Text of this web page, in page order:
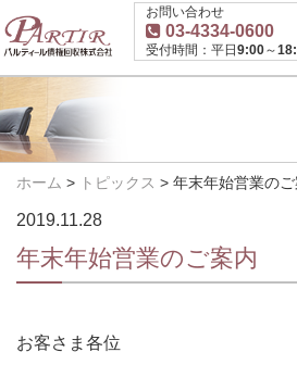
お問い合わせ
03-4334-0600
受付時間：平日9:00～
ホーム > トピックス > 年末年始営業の
2019.11.28
年末年始営業のご案内
お客さま各位